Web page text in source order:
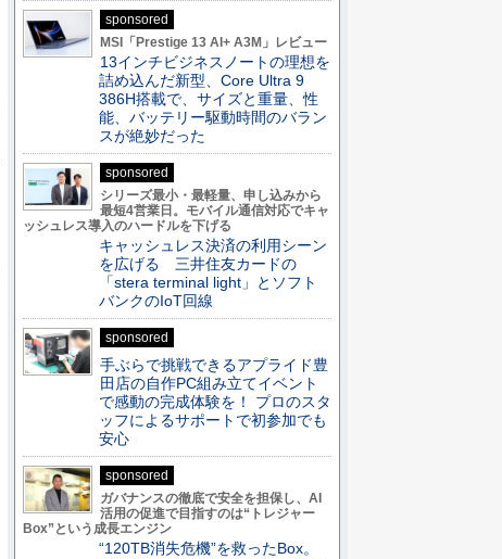
sponsored
MSI「Prestige 13 AI+ A3M」レビュー
13インチビジネスノートの理想を
詰め込んだ新型、Core Ultra 9
386H搭載で、サイズと重量、性
能、バッテリー駆動時間のバラン
スが絶妙だった
sponsored
シリーズ最小・最軽量、申し込みから
最短4営業日。モバイル通信対応でキャ
ッシュレス導入のハードルを下げる
キャッシュレス決済の利用シーン
を広げる 三井住友カードの
「stera terminal light」とソフト
バンクのIoT回線
sponsored
手ぶらで挑戦できるアプライド豊
田店の自作PC組み立てイベント
で感動の完成体験を！ プロのスタ
ッフによるサポートで初参加でも
安心
sponsored
ガバナンスの徹底で安全を担保し、AI
活用の促進で目指すのは“トレジャー
Box”という成長エンジン
“120TB消失危機”を救ったBox。